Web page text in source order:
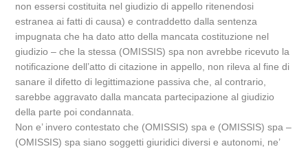
non essersi costituita nel giudizio di appello ritenendosi
estranea ai fatti di causa) e contraddetto dalla sentenza
impugnata che ha dato atto della mancata costituzione nel
giudizio – che la stessa (OMISSIS) spa non avrebbe ricevuto la
notificazione dell’atto di citazione in appello, non rileva al fine di
sanare il difetto di legittimazione passiva che, al contrario,
sarebbe aggravato dalla mancata partecipazione al giudizio
della parte poi condannata.
Non e’ invero contestato che (OMISSIS) spa e (OMISSIS) spa –
(OMISSIS) spa siano soggetti giuridici diversi e autonomi, ne’